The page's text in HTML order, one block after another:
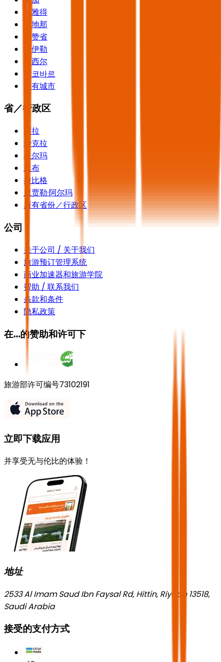
利雅得
麦地那
吉赞省
哈伊勒
阿西尔
알코바르
所有城市
省／行政区
阿拉
沙克拉
杜尔玛
延布
拉比格
里贾勒·阿尔玛
所有省份／行政区
公司
关于公司 / 关于我们
旅游预订管理系统
商业加速器和旅游学院
帮助 / 联系我们
条款和条件
隐私政策
在…的赞助和许可下
旅游部许可编号73102191
立即下载应用
并享受无与伦比的体验！
地址
2533 Al Imam Saud Ibn Faysal Rd, Hittin, Riyadh 13518,
Saudi Arabia
接受的支付方式